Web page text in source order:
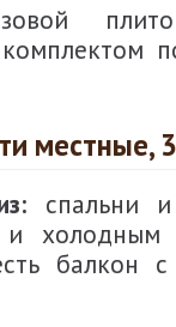
комплектом
местные,
спальни
и
балкон